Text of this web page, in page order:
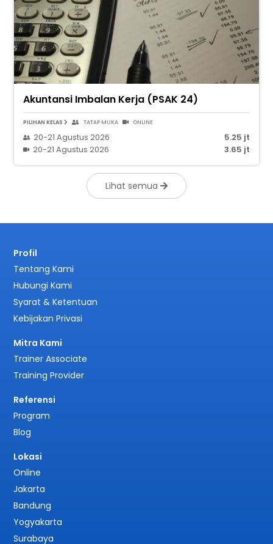
Akuntansi Imbalan Kerja (PSAK 24)
PILIHAN KELAS TATAP MUKA ONLINE
20-21 Agustus 2026
5.25 jt
20-21 Agustus 2026
3.65 jt
Lihat semua
Profil
Tentang Kami
Hubungi Kami
Syarat & Ketentuan
Kebijakan Privasi
Mitra Kami
Trainer Associate
Training Provider
Referensi
Program
Blog
Lokasi
Online
Jakarta
Bandung
Yogyakarta
Surabaya